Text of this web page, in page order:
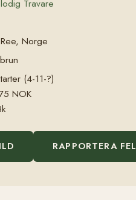
Travare
Norge
(4-11-?)
NOK
RAPPORTERA FEL